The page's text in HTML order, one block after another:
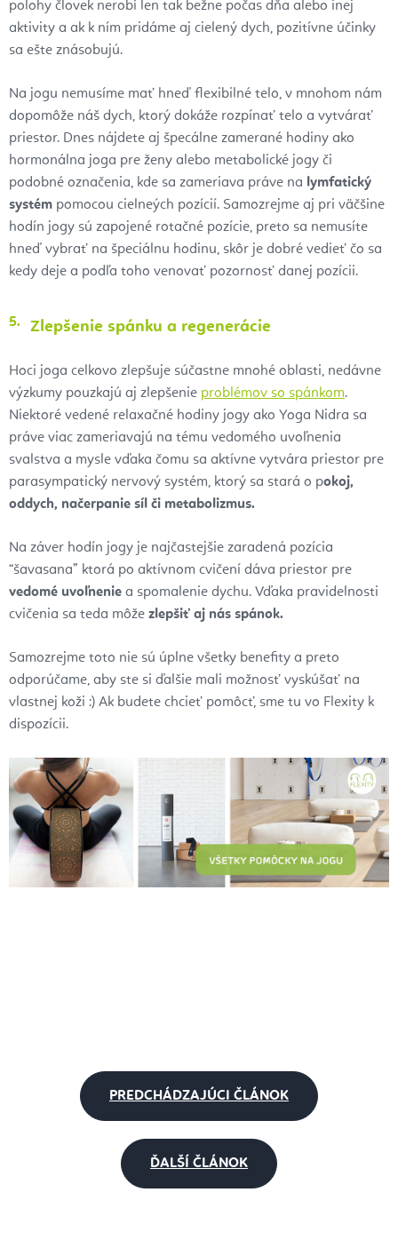
polohy človek nerobí len tak bežne počas dňa alebo inej
aktivity a ak k ním pridáme aj cielený dych, pozitívne účinky
sa ešte znásobujú.
Na jogu nemusíme mať hneď flexibilné telo, v mnohom nám
dopomôže náš dych, ktorý dokáže rozpínať telo a vytvárať
priestor. Dnes nájdete aj špecálne zamerané hodiny ako
hormonálna joga pre ženy alebo metabolické jogy či
podobné označenia, kde sa zameriava práve na lymfatický
systém pomocou cielneých pozícií. Samozrejme aj pri väčšine
hodín jogy sú zapojené rotačné pozície, preto sa nemusíte
hneď vybrať na špeciálnu hodinu, skôr je dobré vedieť čo sa
kedy deje a podľa toho venovať pozornosť danej pozícii.
Zlepšenie spánku a regenerácie
Hoci joga celkovo zlepšuje súčastne mnohé oblasti, nedávne
výzkumy pouzkajú aj zlepšenie problémov so spánkom.
Niektoré vedené relaxačné hodiny jogy ako Yoga Nidra sa
práve viac zameriavajú na tému vedomého uvoľnenia
svalstva a mysle vďaka čomu sa aktívne vytvára priestor pre
parasympatický nervový systém, ktorý sa stará o pokoj,
oddych, načerpanie síl či metabolizmus.
Na záver hodín jogy je najčastejšie zaradená pozícia
“šavasana” ktorá po aktívnom cvičení dáva priestor pre
vedomé uvoľnenie a spomalenie dychu. Vďaka pravidelnosti
cvičenia sa teda môže zlepšiť aj nás spánok.
Samozrejme toto nie sú úplne všetky benefity a preto
odporúčame, aby ste si ďalšie mali možnosť vyskúšať na
vlastnej koži :) Ak budete chcieť pomôcť, sme tu vo Flexity k
dispozícii.
PREDCHÁDZAJÚCI ČLÁNOK
ĎALŠÍ ČLÁNOK